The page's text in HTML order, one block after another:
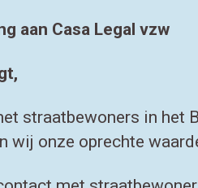
aan Casa Legal vzw
straatbewoners in het
onze oprechte